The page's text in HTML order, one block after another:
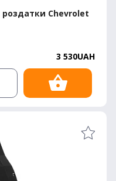
роздатки Chevrolet
3 530UAH